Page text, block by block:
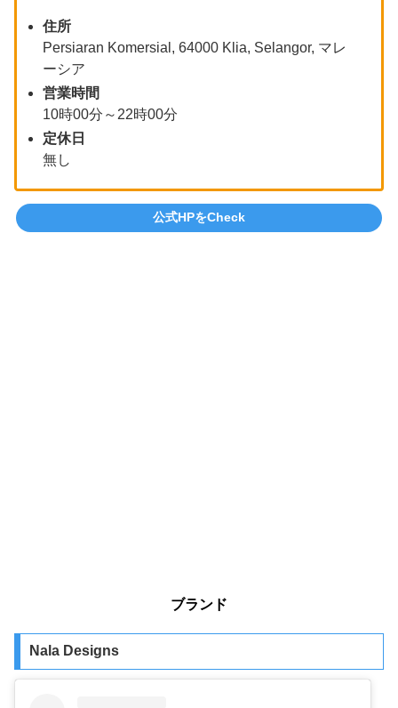
住所
Persiaran Komersial, 64000 Klia, Selangor, マレ
ーシア
営業時間
10時00分～22時00分
定休日
無し
公式HPをCheck
ブランド
Nala Designs